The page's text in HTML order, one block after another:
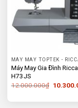
MÁY MAY TOPTEK -
Máy May Gia Đình
H73JS
12.000.000₫ Giá